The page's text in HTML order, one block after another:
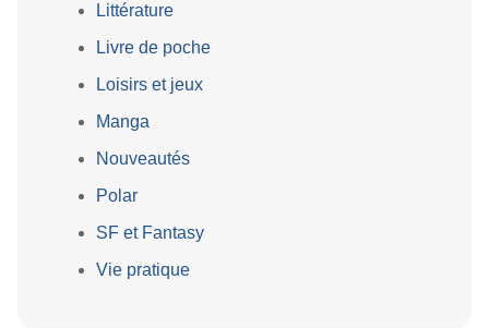
Littérature
Livre de poche
Loisirs et jeux
Manga
Nouveautés
Polar
SF et Fantasy
Vie pratique